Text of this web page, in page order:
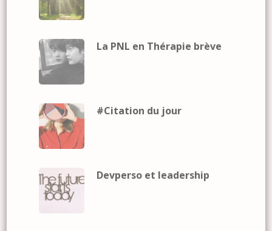
La PNL en Thérapie brève
#Citation du jour
Devperso et leadership